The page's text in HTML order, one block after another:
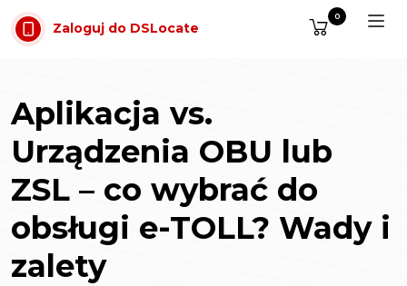
Przejdź do treści
Zaloguj do DSLocate
0
Aplikacja vs.
Urządzenia OBU lub
ZSL – co wybrać do
obsługi e-TOLL? Wady i
zalety